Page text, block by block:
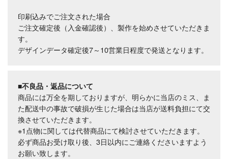
印刷込みでご注文された場合
ご注文確定後（入金確認後）、製作を始めさせていただきま
す。
デザインデータ確定後7～10営業日程度で発送となります。
■不良品・返品について
商品には万全を期しておりますが、明らかに当店のミス、ま
た配送中の事故で破損が生じた場合は当店が送料負担にて交
換させていただきます。
※1点物に関しては代替商品にて検討させていただきます。
必ず商品お受け取り後、3日以内にご連絡くださいますよう
お願い致します。